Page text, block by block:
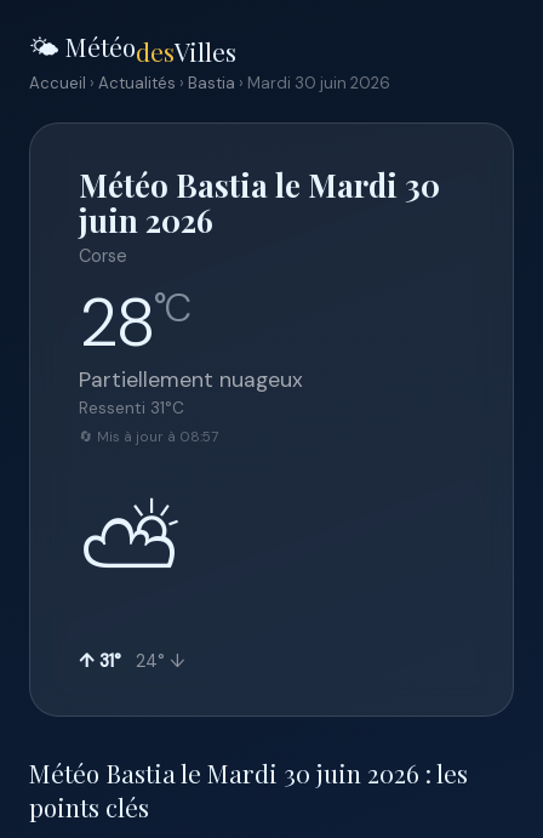
🌤️ MétéodesVilles
Accueil › Actualités › Bastia › Mardi 30 juin 2026
Météo Bastia le Mardi 30
juin 2026
Corse
28°C
Partiellement nuageux
Ressenti 31°C
🔄 Mis à jour à 08:57
⛅
↑ 31° 24° ↓
Météo Bastia le Mardi 30 juin 2026 : les
points clés